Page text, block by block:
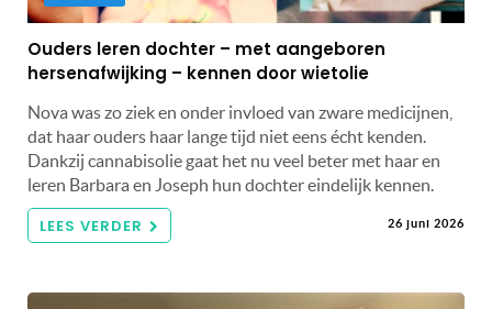
Ouders leren dochter – met aangeboren
hersenafwijking – kennen door wietolie
Nova was zo ziek en onder invloed van zware medicijnen,
dat haar ouders haar lange tijd niet eens écht kenden.
Dankzij cannabisolie gaat het nu veel beter met haar en
leren Barbara en Joseph hun dochter eindelijk kennen.
LEES VERDER 26 juni 2026